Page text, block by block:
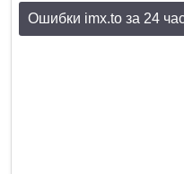
Ошибки imx.to за 24